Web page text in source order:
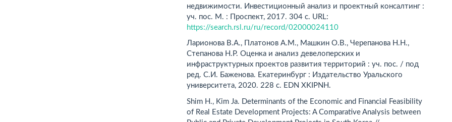
недвижимости. Инвестиционный анализ и проектный консалтинг :
уч. пос. М. : Проспект, 2017. 304 с. URL:
https://search.rsl.ru/ru/record/02000024110
Ларионова В.А., Платонов А.М., Машкин О.В., Черепанова Н.Н.,
Степанова Н.Р. Оценка и анализ девелоперских и
инфраструктурных проектов развития территорий : уч. пос. / под
ред. С.И. Баженова. Екатеринбург : Издательство Уральского
университета, 2020. 228 с. EDN XKIPNH.
Shim H., Kim Ja. Determinants of the Economic and Financial Feasibility
of Real Estate Development Projects: A Comparative Analysis between